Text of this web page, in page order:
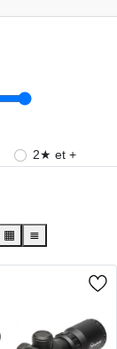
2★ et +
▦ ≣